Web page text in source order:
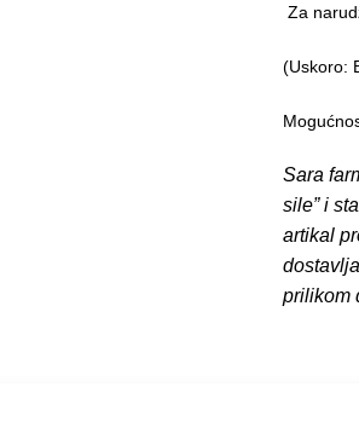
Za
(Uskoro:
Sara
sile” i
artikal
prilikom